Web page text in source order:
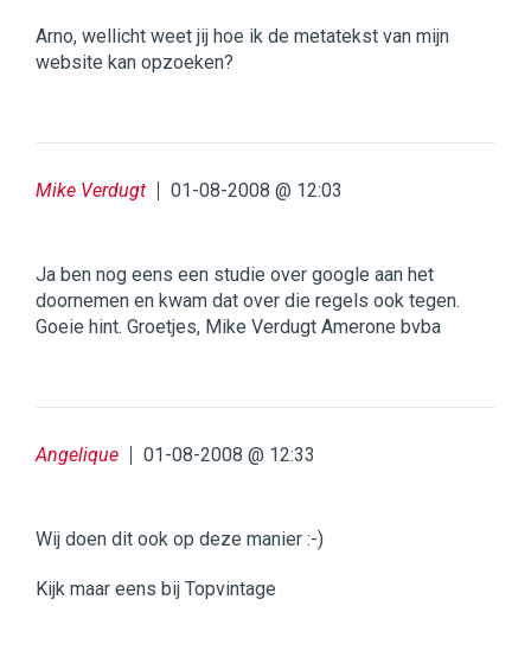
Arno, wellicht weet jij hoe ik de metatekst van mijn
website kan opzoeken?
Mike Verdugt 01-08-2008 @ 12:03
Ja ben nog eens een studie over google aan het
doornemen en kwam dat over die regels ook tegen.
Goeie hint. Groetjes, Mike Verdugt Amerone bvba
Angelique 01-08-2008 @ 12:33
Wij doen dit ook op deze manier :-)
Kijk maar eens bij Topvintage